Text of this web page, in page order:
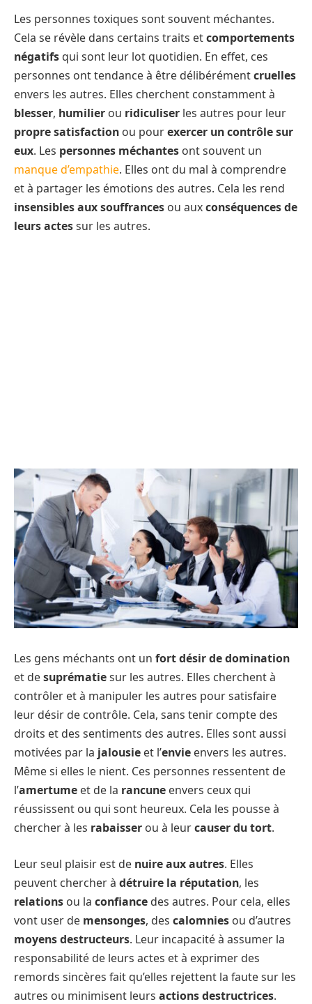
Les personnes toxiques sont souvent méchantes.
Cela se révèle dans certains traits etcomportements
négatifs qui sont leur lot quotidien. En effet, ces
personnes ont tendance à être délibérémentcruelles
envers les autres. Elles cherchent constamment à
blesser, humilier ou ridiculiser les autres pour leur
propre satisfaction ou pourexercer un contrôle sur
eux. Les personnes méchantes ont souvent un
manque d’empathie. Elles ont du mal à comprendre
et à partager les émotions des autres. Cela les rend
insensibles aux souffrances ou auxconséquences de
leurs actessur les autres.
Les gens méchants ont un fort désir de domination
et desuprématiesur les autres. Elles cherchent à
contrôler et à manipuler les autres pour satisfaire
leur désir de contrôle. Cela, sans tenir compte des
droits et des sentiments des autres. Elles sont aussi
motivées par la jalousie et l’envie envers les autres.
Même si elles le nient. Ces personnes ressentent de
l’amertume et de la rancune envers ceux qui
réussissent ou qui sont heureux. Cela les pousse à
chercher à les rabaisser ou à leurcauser du tort.
Leur seul plaisir est de nuire aux autres. Elles
peuvent chercher à détruire la réputation, les
relations ou la confiance des autres. Pour cela, elles
vont user de mensonges, des calomnies ou d’autres
moyens destructeurs. Leur incapacité à assumer la
responsabilité de leurs actes et à exprimer des
remords sincères fait qu’elles rejettent la faute sur les
autres ou minimisent leurs actions destructrices.